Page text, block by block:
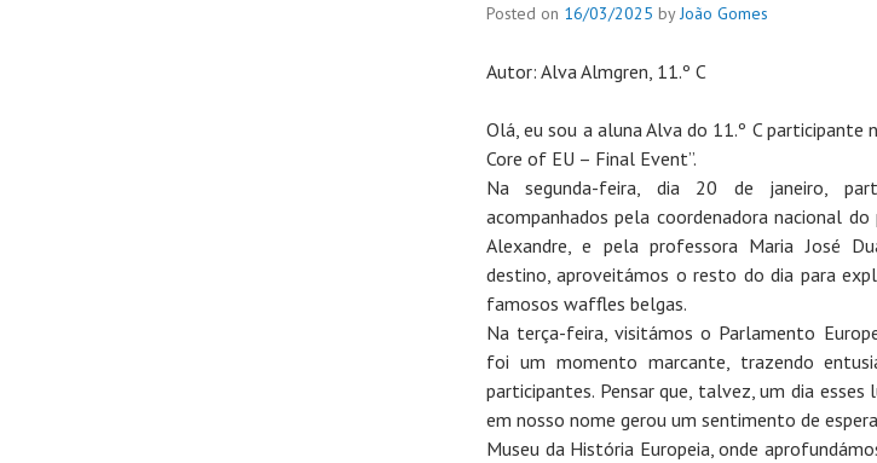
Posted on 16/03/2025 byJoão Gomes
Autor: Alva Almgren, 11.º C
Olá, eu sou a aluna Alva do 11.º C participante
Core of EU – Final Event”.
Na segunda-feira, dia 20 de janeiro,
acompanhados pela coordenadora nacional
Alexandre, e pela professora Maria José
destino, aproveitámos o resto do dia para
famosos waffles belgas.
Na terça-feira, visitámos o Parlamento
foi um momento marcante, trazendo
participantes. Pensar que, talvez, um dia esses
em nosso nome gerou um sentimento de
Museu da História Europeia, onde